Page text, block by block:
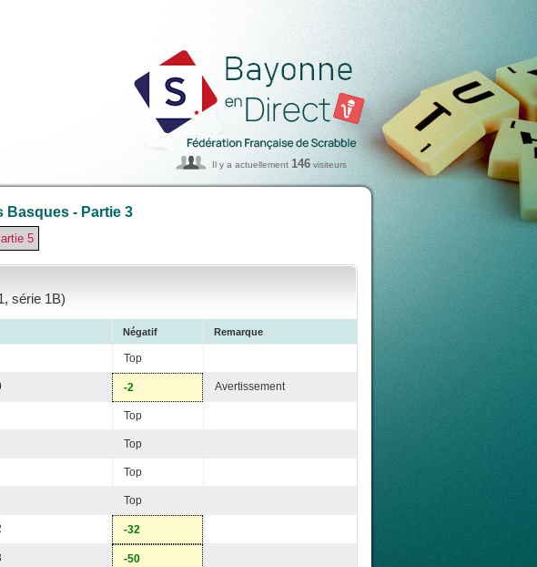
Il y a actuellement 146 visiteurs
Basques - Partie 3
5
série 1B)
Négatif Remarque
Top
-2 Avertissement
Top
Top
Top
Top
-32
-50